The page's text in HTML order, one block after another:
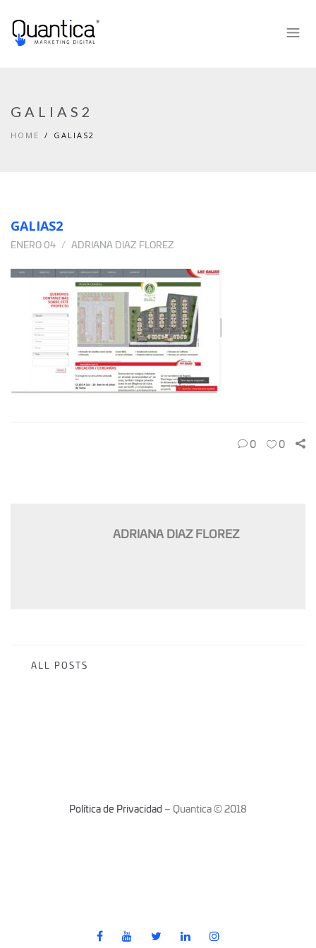
GALIAS2
HOME GALIAS2
GALIAS2
ENERO 04 ADRIANA DIAZ FLOREZ
0 0
ADRIANA DIAZ FLOREZ
ALL POSTS
Política de Privacidad – Quantica © 2018